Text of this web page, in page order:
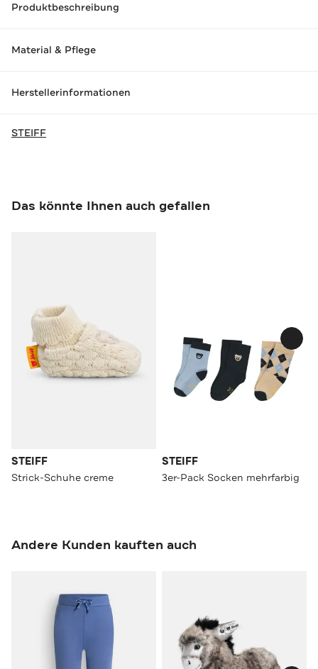
Produktbeschreibung
Material & Pflege
Herstellerinformationen
STEIFF
Das könnte Ihnen auch gefallen
STEIFF
Strick-Schuhe creme
STEIFF
3er-Pack Socken mehrfarbig
Andere Kunden kauften auch